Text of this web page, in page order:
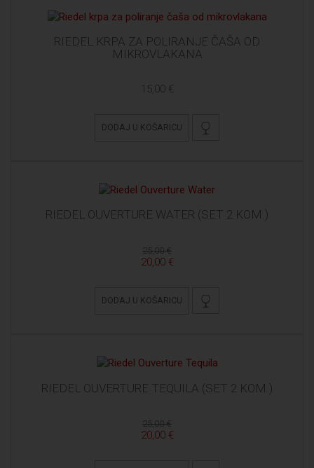
RIEDEL KRPA ZA POLIRANJE ČAŠA OD
MIKROVLAKANA
15,00 €
DODAJ U KOŠARICU
RIEDEL OUVERTURE WATER (SET 2 KOM.)
25,00 €
20,00 €
DODAJ U KOŠARICU
RIEDEL OUVERTURE TEQUILA (SET 2 KOM.)
25,00 €
20,00 €